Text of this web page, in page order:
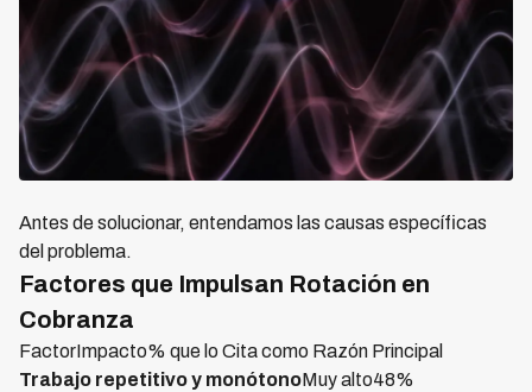
Antes de solucionar, entendamos las causas específicas
del problema.
Factores que Impulsan Rotación en
Cobranza
FactorImpacto% que lo Cita como Razón Principal
Trabajo repetitivo y monótonoMuy alto48%